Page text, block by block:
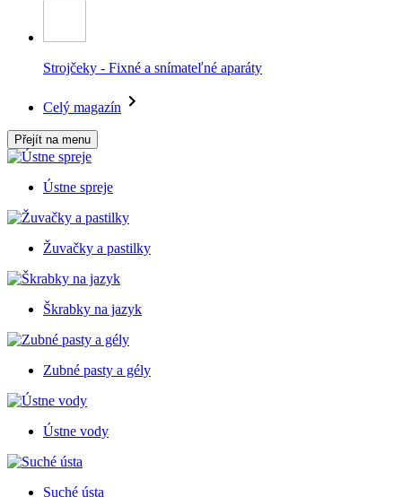
Strojčeky - Fixné a snímateľné aparáty
Celý magazín
Přejít na menu
Ústne spreje
Žuvačky a pastilky
Škrabky na jazyk
Zubné pasty a gély
Ústne vody
Suché ústa